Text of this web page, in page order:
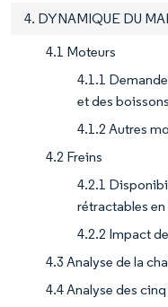
4. DYNAMIQUE DU
4.1 Moteurs
4.1.1
et des boissons
4.1.2 Autres
4.2 Freins
4.2.1
rétractables en
4.2.2 Impact
4.3 Analyse de la
4.4 Analyse des